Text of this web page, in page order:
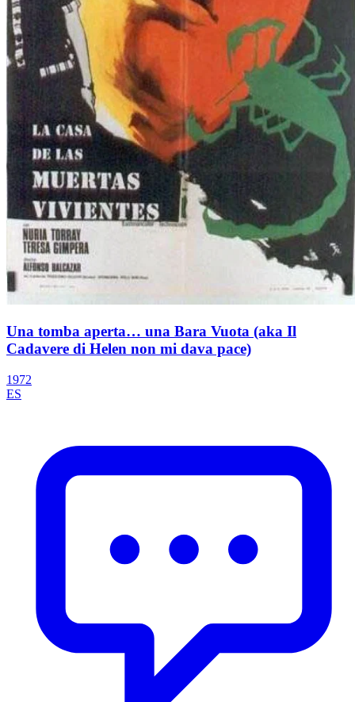
Una tomba aperta… una Bara Vuota (aka Il
Cadavere di Helen non mi dava pace)
1972
ES